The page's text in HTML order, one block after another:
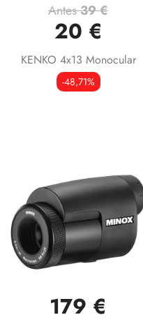
Antes39 €
20 €
KENKO 4x13 Monocular
-48,71%
179 €